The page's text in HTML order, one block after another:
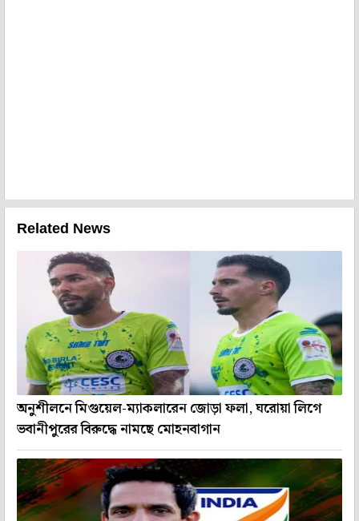
Related News
অনুশীলনে মিগুয়েল-ম্যাকলারেন জোড়া ফলা, ঘরোয়া লিগে
ভবানীপুরের বিরুদ্ধে নামছে মোহনবাগান